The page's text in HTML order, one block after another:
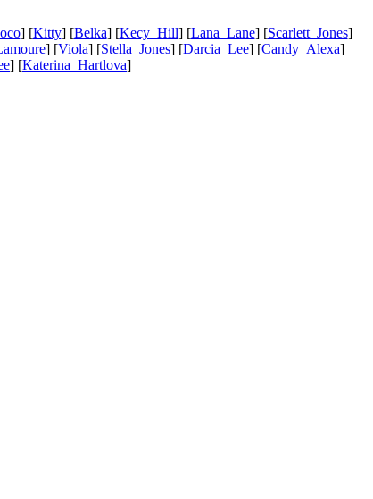
] [Kitty] [Belka] [Kecy_Hill] [Lana_Lane] [Scarlett_Jones]
] [Viola] [Stella_Jones] [Darcia_Lee] [Candy_Alexa]
] [Katerina_Hartlova]